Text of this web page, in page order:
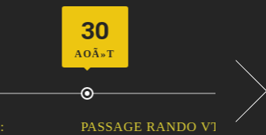
PASSAGE RANDO VTT DES